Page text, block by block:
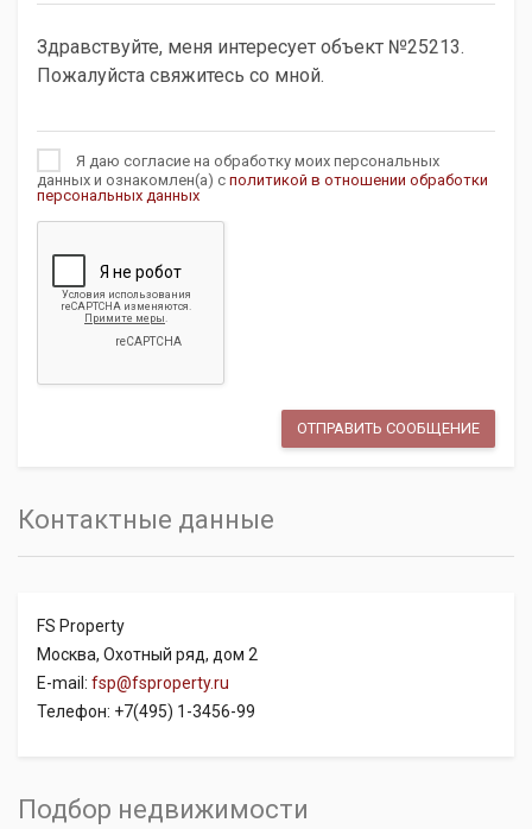
Я даю согласие на обработку моих персональных
данных и ознакомлен(а) с политикой в отношении обработки
персональных данных
Контактные данные
FS Property
Москва, Охотный ряд, дом 2
E-mail: fsp@fsproperty.ru
Телефон: +7(495) 1-3456-99
Подбор недвижимости